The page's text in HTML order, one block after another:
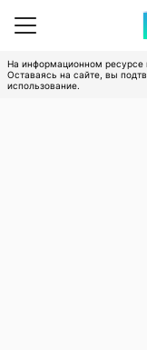
На информационном
Оставаясь на сайте, вы
использование.